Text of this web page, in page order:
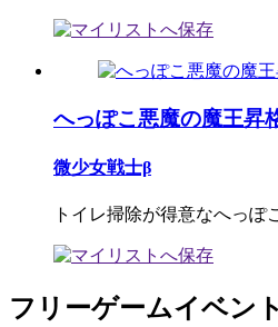
へっぽこ悪魔の魔王昇
微少女戦士β
トイレ掃除が得意なへっぽ
フリーゲームイベン